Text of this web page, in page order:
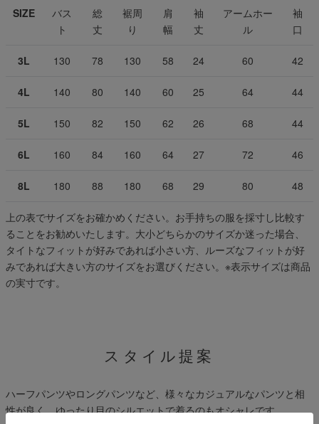
SIZE
バス
ト
総
丈
裾周
り
肩
幅
袖
丈
アームホー
ル
袖
口
3L 130 78 130 58 24 60 42
4L 140 80 140 60 25 64 44
5L 150 82 150 62 26 68 44
6L 160 84 160 64 27 72 46
8L 180 88 180 68 29 80 48
上の表でサイズをお確かめください。お手持ちの服を採寸し比較す
ることをお勧めいたします。大小どちらかのサイズか迷った場合、
タイトなフィットが好みであれば小さい方、ルーズなフィットが好
みであれば大きい方のサイズをお選びください。 ※表示サイズは商品
の実寸です。
スタイル提案
ハーフパンツやロングパンツなど、様々なカジュアルなパンツと相
性が良く、ゆったり目のシルエットで着るのもオシャレです。